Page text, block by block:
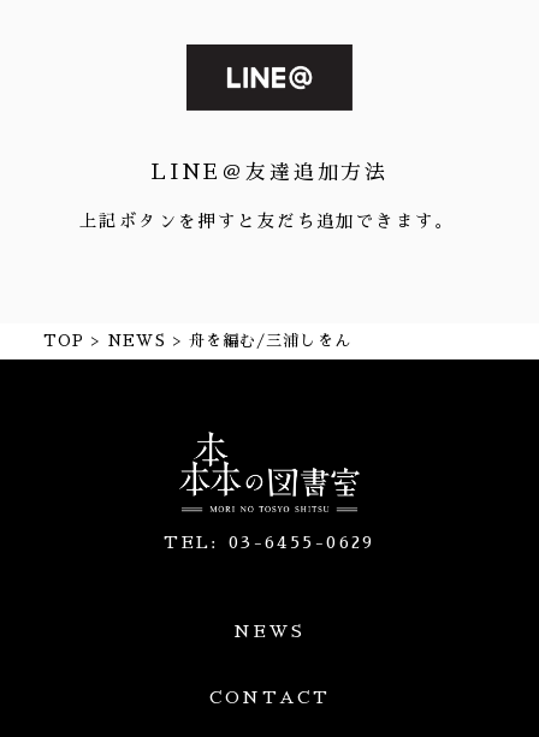
LINE＠友達追加方法
上記ボタンを押すと友だち追加できます。
TOP NEWS 舟を編む/三浦しをん
TEL: 03-6455-0629
NEWS
CONTACT